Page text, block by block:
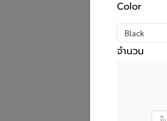
Color
Black
จำนวน